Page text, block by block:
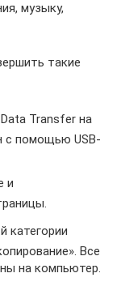
музыку,
такие
Transfer на
с помощью USB-
и
категории
Все
на компьютер.